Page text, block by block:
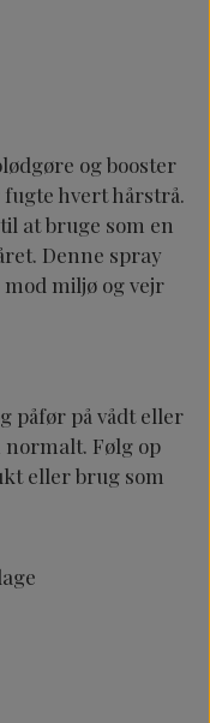
og booster
hvert hårstrå.
at bruge som en
Denne spray
miljø og vejr
påfør på vådt eller
normalt. Følg op
eller brug som